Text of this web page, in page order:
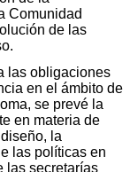
Comunidad
de las
las obligaciones
en el ámbito de
se prevé la
en materia de
la
las políticas en
las secretarías